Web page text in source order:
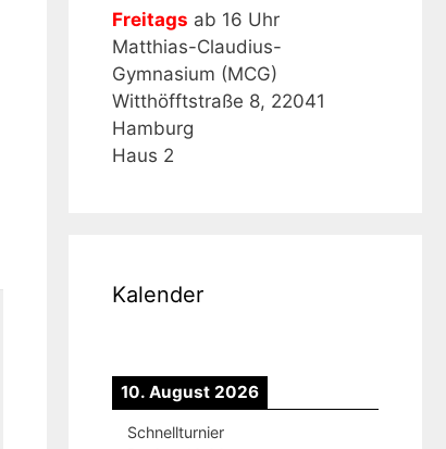
Freitags ab 16 Uhr
Matthias-Claudius-
Gymnasium (MCG)
Witthöfftstraße 8, 22041
Hamburg
Haus 2
Kalender
10. August 2026
Schnellturnier